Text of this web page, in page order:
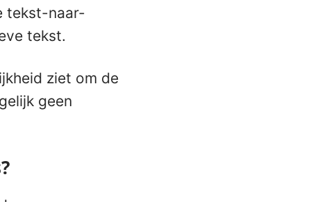
tekst-naar-
tekst.
ziet om de
geen